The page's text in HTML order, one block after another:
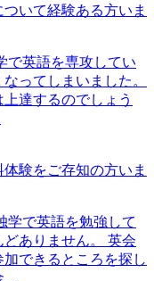
いて経験ある方いま
で英語を専攻してい
ってしまいました。
達するのでしょう
験をご存知の方いま
学で英語を勉強して
ありません。 英会
できるところを探し
...